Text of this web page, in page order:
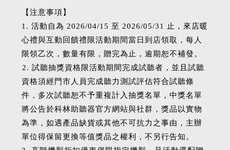
【注意事項】
1. 活動自為 2026/04/15 至 2026/05/31 止，來店暖
心禮與互動回饋禮限活動期間當日到店領取，每人
限領乙次，數量有限，贈完為止，逾期恕不補發。
2. 試聽抽獎資格限活動期間完成試聽者，並且試聽
資格須經門市人員完成聽力測試評估符合試聽條
件，多次試聽恕不予重複計入抽獎名單，中獎名單
將公告於科林助聽器官方網站與社群，獎品以實物
為準，如遇產品缺貨或其他不可抗力之事由，主辦
單位得保留更換等值獎品之權利，不另行告知。